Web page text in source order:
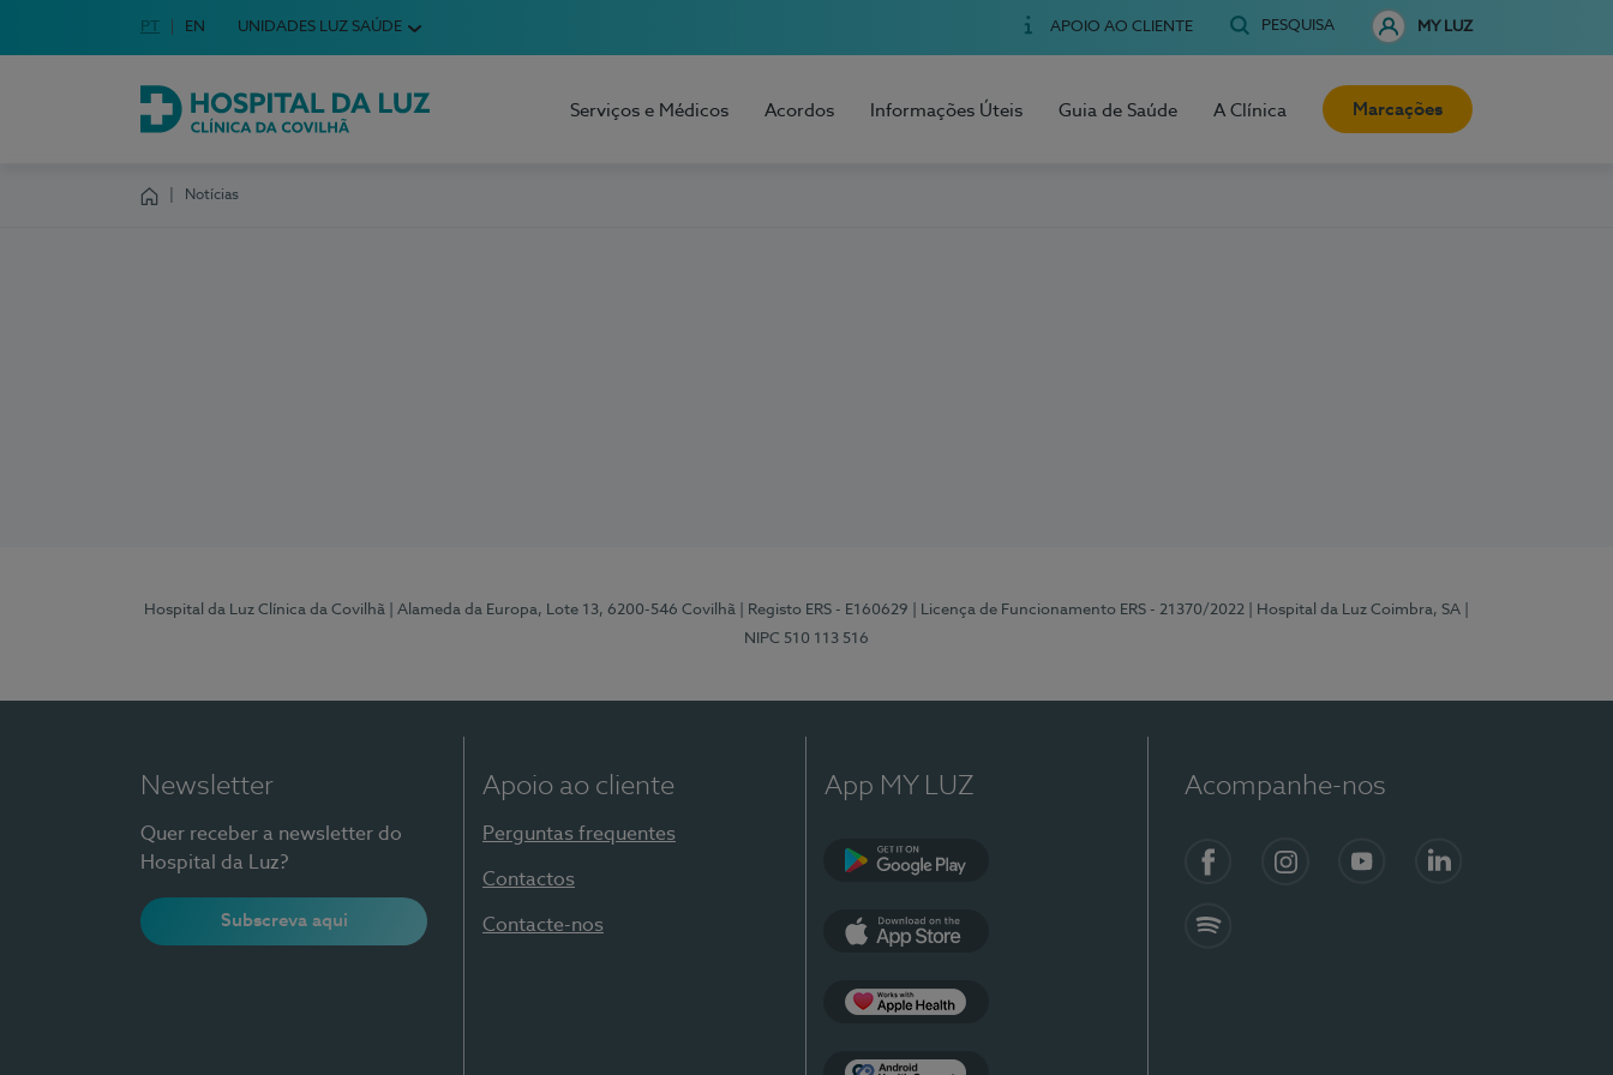
Escolha o seu idioma
Idioma em Português
PT English Language
EN UNIDADES LUZ SAÚDE APOIO AO CLIENTE PESQUISA MY LUZ
Hospital da Luz Clínica da Covilhã
Serviços e Médicos Acordos Informações Úteis Guia de Saúde A Clínica Marcações
Notícias
Hospital da Luz Clínica da Covilhã | Alameda da Europa, Lote 13, 6200-546 Covilhã | Registo ERS - E160629 | Licença de Funcionamento ERS - 21370/2022 | Hospital da Luz Coimbra, SA
NIPC 510 113 516
Newsletter
Quer receber a newsletter do
Hospital da Luz?
Subscreva aqui
Apoio ao cliente
Perguntas frequentes
Contactos
Contacte-nos
App MY LUZ Acompanhe-nos